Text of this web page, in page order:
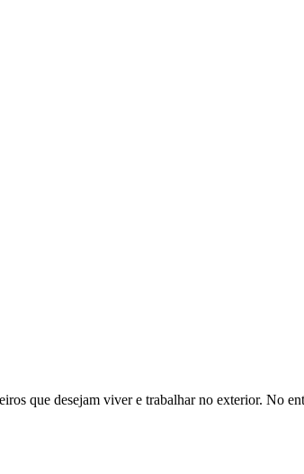
que desejam viver e trabalhar no exterior. No